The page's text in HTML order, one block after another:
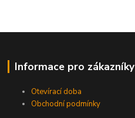
Informace pro zákazníky
Otevírací doba
Obchodní podmínky